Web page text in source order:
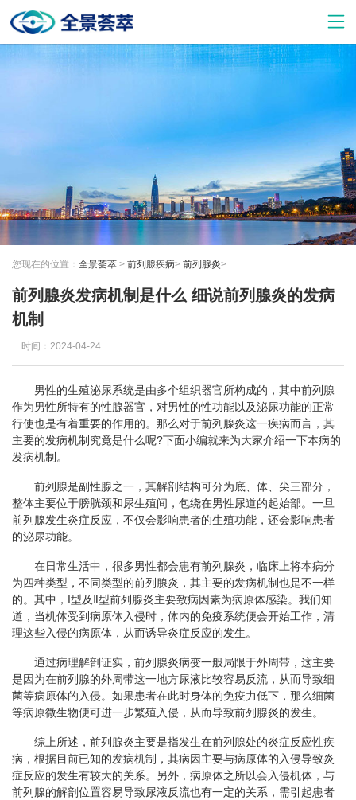
您现在的位置： 全景荟萃 > 前列腺疾病> 前列腺炎>
前列腺炎发病机制是什么 细说前列腺炎的发病
机制
时间：2024-04-24
男性的生殖泌尿系统是由多个组织器官所构成的，其中前列腺
作为男性所特有的性腺器官，对男性的性功能以及泌尿功能的正常
行使也是有着重要的作用的。那么对于前列腺炎这一疾病而言，其
主要的发病机制究竟是什么呢?下面小编就来为大家介绍一下本病的
发病机制。
前列腺是副性腺之一，其解剖结构可分为底、体、尖三部分，
整体主要位于膀胱颈和尿生殖间，包绕在男性尿道的起始部。一旦
前列腺发生炎症反应，不仅会影响患者的生殖功能，还会影响患者
的泌尿功能。
在日常生活中，很多男性都会患有前列腺炎，临床上将本病分
为四种类型，不同类型的前列腺炎，其主要的发病机制也是不一样
的。其中，I型及Ⅱ型前列腺炎主要致病因素为病原体感染。我们知
道，当机体受到病原体入侵时，体内的免疫系统便会开始工作，清
理这些入侵的病原体，从而诱导炎症反应的发生。
通过病理解剖证实，前列腺炎病变一般局限于外周带，这主要
是因为在前列腺的外周带这一地方尿液比较容易反流，从而导致细
菌等病原体的入侵。如果患者在此时身体的免疫力低下，那么细菌
等病原微生物便可进一步繁殖入侵，从而导致前列腺炎的发生。
综上所述，前列腺炎主要是指发生在前列腺处的炎症反应性疾
病，根据目前已知的发病机制，其病因主要与病原体的入侵导致炎
症反应的发生有较大的关系。另外，病原体之所以会入侵机体，与
前列腺的解剖位置容易导致尿液反流也有一定的关系，需引起患者